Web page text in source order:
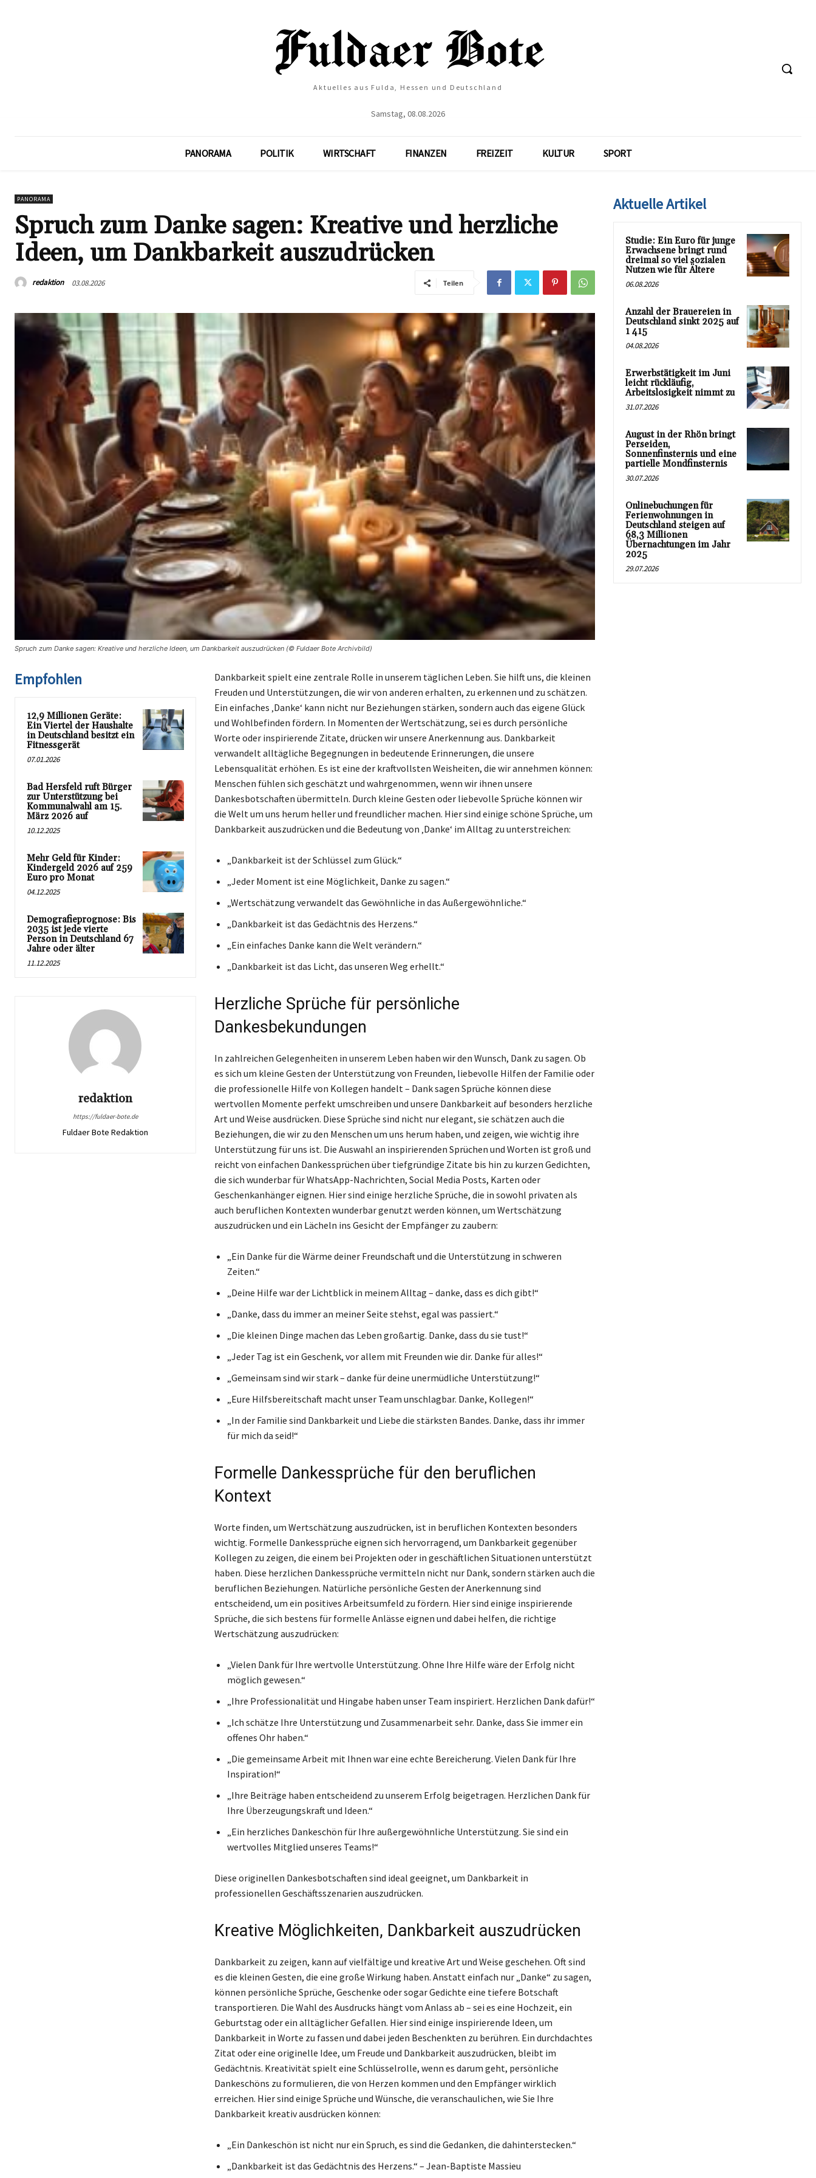
Aktuelles aus Fulda, Hessen und Deutschland
Samstag, 08.08.2026
PANORAMA POLITIK WIRTSCHAFT FINANZEN FREIZEIT KULTUR SPORT
PANORAMA
Spruch zum Danke sagen: Kreative und herzliche
Ideen, um Dankbarkeit auszudrücken
redaktion 03.08.2026 Teilen
Spruch zum Danke sagen: Kreative und herzliche Ideen, um Dankbarkeit auszudrücken (© Fuldaer Bote Archivbild)
Empfohlen
12,9 Millionen Geräte:
Ein Viertel der Haushalte
in Deutschland besitzt ein
Fitnessgerät
07.01.2026
Bad Hersfeld ruft Bürger
zur Unterstützung bei
Kommunalwahl am 15.
März 2026 auf
10.12.2025
Mehr Geld für Kinder:
Kindergeld 2026 auf 259
Euro pro Monat
04.12.2025
Demografieprognose: Bis
2035 ist jede vierte
Person in Deutschland 67
Jahre oder älter
11.12.2025
redaktion
https://fuldaer-bote.de
Fuldaer Bote Redaktion
Dankbarkeit spielt eine zentrale Rolle in unserem täglichen Leben. Sie hilft uns, die kleinen
Freuden und Unterstützungen, die wir von anderen erhalten, zu erkennen und zu schätzen.
Ein einfaches ‚Danke‘ kann nicht nur Beziehungen stärken, sondern auch das eigene Glück
und Wohlbefinden fördern. In Momenten der Wertschätzung, sei es durch persönliche
Worte oder inspirierende Zitate, drücken wir unsere Anerkennung aus. Dankbarkeit
verwandelt alltägliche Begegnungen in bedeutende Erinnerungen, die unsere
Lebensqualität erhöhen. Es ist eine der kraftvollsten Weisheiten, die wir annehmen können:
Menschen fühlen sich geschätzt und wahrgenommen, wenn wir ihnen unsere
Dankesbotschaften übermitteln. Durch kleine Gesten oder liebevolle Sprüche können wir
die Welt um uns herum heller und freundlicher machen. Hier sind einige schöne Sprüche, um
Dankbarkeit auszudrücken und die Bedeutung von ‚Danke‘ im Alltag zu unterstreichen:
„Dankbarkeit ist der Schlüssel zum Glück.“
„Jeder Moment ist eine Möglichkeit, Danke zu sagen.“
„Wertschätzung verwandelt das Gewöhnliche in das Außergewöhnliche.“
„Dankbarkeit ist das Gedächtnis des Herzens.“
„Ein einfaches Danke kann die Welt verändern.“
„Dankbarkeit ist das Licht, das unseren Weg erhellt.“
Herzliche Sprüche für persönliche
Dankesbekundungen
In zahlreichen Gelegenheiten in unserem Leben haben wir den Wunsch, Dank zu sagen. Ob
es sich um kleine Gesten der Unterstützung von Freunden, liebevolle Hilfen der Familie oder
die professionelle Hilfe von Kollegen handelt – Dank sagen Sprüche können diese
wertvollen Momente perfekt umschreiben und unsere Dankbarkeit auf besonders herzliche
Art und Weise ausdrücken. Diese Sprüche sind nicht nur elegant, sie schätzen auch die
Beziehungen, die wir zu den Menschen um uns herum haben, und zeigen, wie wichtig ihre
Unterstützung für uns ist. Die Auswahl an inspirierenden Sprüchen und Worten ist groß und
reicht von einfachen Dankessprüchen über tiefgründige Zitate bis hin zu kurzen Gedichten,
die sich wunderbar für WhatsApp-Nachrichten, Social Media Posts, Karten oder
Geschenkanhänger eignen. Hier sind einige herzliche Sprüche, die in sowohl privaten als
auch beruflichen Kontexten wunderbar genutzt werden können, um Wertschätzung
auszudrücken und ein Lächeln ins Gesicht der Empfänger zu zaubern:
„Ein Danke für die Wärme deiner Freundschaft und die Unterstützung in schweren
Zeiten.“
„Deine Hilfe war der Lichtblick in meinem Alltag – danke, dass es dich gibt!“
„Danke, dass du immer an meiner Seite stehst, egal was passiert.“
„Die kleinen Dinge machen das Leben großartig. Danke, dass du sie tust!“
„Jeder Tag ist ein Geschenk, vor allem mit Freunden wie dir. Danke für alles!“
„Gemeinsam sind wir stark – danke für deine unermüdliche Unterstützung!“
„Eure Hilfsbereitschaft macht unser Team unschlagbar. Danke, Kollegen!“
„In der Familie sind Dankbarkeit und Liebe die stärksten Bandes. Danke, dass ihr immer
für mich da seid!“
Formelle Dankessprüche für den beruflichen
Kontext
Worte finden, um Wertschätzung auszudrücken, ist in beruflichen Kontexten besonders
wichtig. Formelle Dankessprüche eignen sich hervorragend, um Dankbarkeit gegenüber
Kollegen zu zeigen, die einem bei Projekten oder in geschäftlichen Situationen unterstützt
haben. Diese herzlichen Dankessprüche vermitteln nicht nur Dank, sondern stärken auch die
beruflichen Beziehungen. Natürliche persönliche Gesten der Anerkennung sind
entscheidend, um ein positives Arbeitsumfeld zu fördern. Hier sind einige inspirierende
Sprüche, die sich bestens für formelle Anlässe eignen und dabei helfen, die richtige
Wertschätzung auszudrücken:
„Vielen Dank für Ihre wertvolle Unterstützung. Ohne Ihre Hilfe wäre der Erfolg nicht
möglich gewesen.“
„Ihre Professionalität und Hingabe haben unser Team inspiriert. Herzlichen Dank dafür!“
„Ich schätze Ihre Unterstützung und Zusammenarbeit sehr. Danke, dass Sie immer ein
offenes Ohr haben.“
„Die gemeinsame Arbeit mit Ihnen war eine echte Bereicherung. Vielen Dank für Ihre
Inspiration!“
„Ihre Beiträge haben entscheidend zu unserem Erfolg beigetragen. Herzlichen Dank für
Ihre Überzeugungskraft und Ideen.“
„Ein herzliches Dankeschön für Ihre außergewöhnliche Unterstützung. Sie sind ein
wertvolles Mitglied unseres Teams!“
Diese originellen Dankesbotschaften sind ideal geeignet, um Dankbarkeit in
professionellen Geschäftsszenarien auszudrücken.
Kreative Möglichkeiten, Dankbarkeit auszudrücken
Dankbarkeit zu zeigen, kann auf vielfältige und kreative Art und Weise geschehen. Oft sind
es die kleinen Gesten, die eine große Wirkung haben. Anstatt einfach nur „Danke“ zu sagen,
können persönliche Sprüche, Geschenke oder sogar Gedichte eine tiefere Botschaft
transportieren. Die Wahl des Ausdrucks hängt vom Anlass ab – sei es eine Hochzeit, ein
Geburtstag oder ein alltäglicher Gefallen. Hier sind einige inspirierende Ideen, um
Dankbarkeit in Worte zu fassen und dabei jeden Beschenkten zu berühren. Ein durchdachtes
Zitat oder eine originelle Idee, um Freude und Dankbarkeit auszudrücken, bleibt im
Gedächtnis. Kreativität spielt eine Schlüsselrolle, wenn es darum geht, persönliche
Dankeschöns zu formulieren, die von Herzen kommen und den Empfänger wirklich
erreichen. Hier sind einige Sprüche und Wünsche, die veranschaulichen, wie Sie Ihre
Dankbarkeit kreativ ausdrücken können:
„Ein Dankeschön ist nicht nur ein Spruch, es sind die Gedanken, die dahinterstecken.“
„Dankbarkeit ist das Gedächtnis des Herzens.“ – Jean-Baptiste Massieu
Aktuelle Artikel
Studie: Ein Euro für junge
Erwachsene bringt rund
dreimal so viel sozialen
Nutzen wie für Ältere
06.08.2026
Anzahl der Brauereien in
Deutschland sinkt 2025 auf
1 415
04.08.2026
Erwerbstätigkeit im Juni
leicht rückläufig,
Arbeitslosigkeit nimmt zu
31.07.2026
August in der Rhön bringt
Perseiden,
Sonnenfinsternis und eine
partielle Mondfinsternis
30.07.2026
Onlinebuchungen für
Ferienwohnungen in
Deutschland steigen auf
68,3 Millionen
Übernachtungen im Jahr
2025
29.07.2026